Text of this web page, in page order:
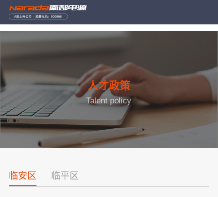
人才政策
Talent policy
临安区 临平区